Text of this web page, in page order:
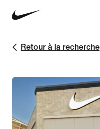
Retour à la recherche